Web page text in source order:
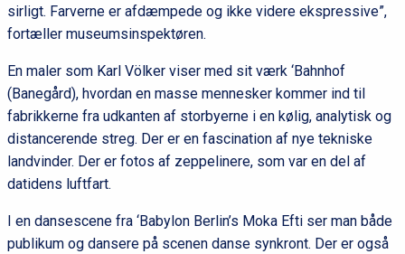
sirligt. Farverne er afdæmpede og ikke videre ekspressive”,
fortæller museumsinspektøren.
En maler som Karl Völker viser med sit værk ‘Bahnhof
(Banegård), hvordan en masse mennesker kommer ind til
fabrikkerne fra udkanten af storbyerne i en kølig, analytisk og
distancerende streg. Der er en fascination af nye tekniske
landvinder. Der er fotos af zeppelinere, som var en del af
datidens luftfart.
I en dansescene fra ‘Babylon Berlin’s Moka Efti ser man både
publikum og dansere på scenen danse synkront. Der er også